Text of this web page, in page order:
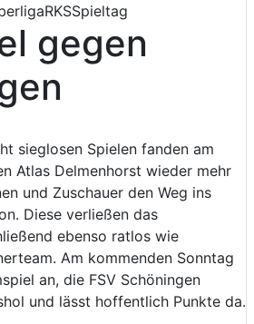
RKSSpieltag
gegen
sieglosen Spielen fanden am
Atlas Delmenhorst wieder mehr
und Zuschauer den Weg ins
Diese verließen das
ebenso ratlos wie
Am kommenden Sonntag
an, die FSV Schöningen
und lässt hoffentlich Punkte da.